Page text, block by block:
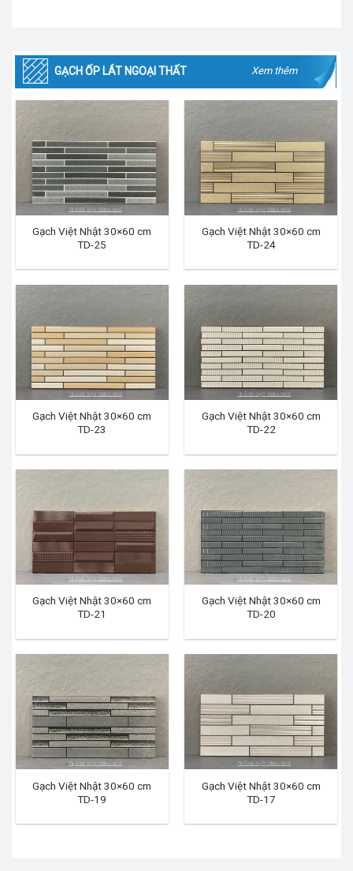
GẠCH ỐP LÁT NGOẠI THẤT Xem thêm
Gạch Việt Nhật 30×60 cm
TD-25
Gạch Việt Nhật 30×60 cm
TD-24
Gạch Việt Nhật 30×60 cm
TD-23
Gạch Việt Nhật 30×60 cm
TD-22
Gạch Việt Nhật 30×60 cm
TD-21
Gạch Việt Nhật 30×60 cm
TD-20
Gạch Việt Nhật 30×60 cm
TD-19
Gạch Việt Nhật 30×60 cm
TD-17